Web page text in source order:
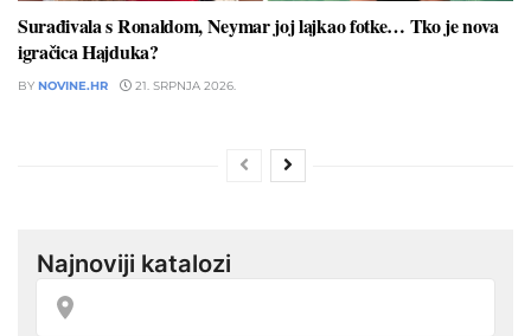
Surađivala s Ronaldom, Neymar joj lajkao fotke… Tko je nova
igračica Hajduka?
BY NOVINE.HR 21. SRPNJA 2026.